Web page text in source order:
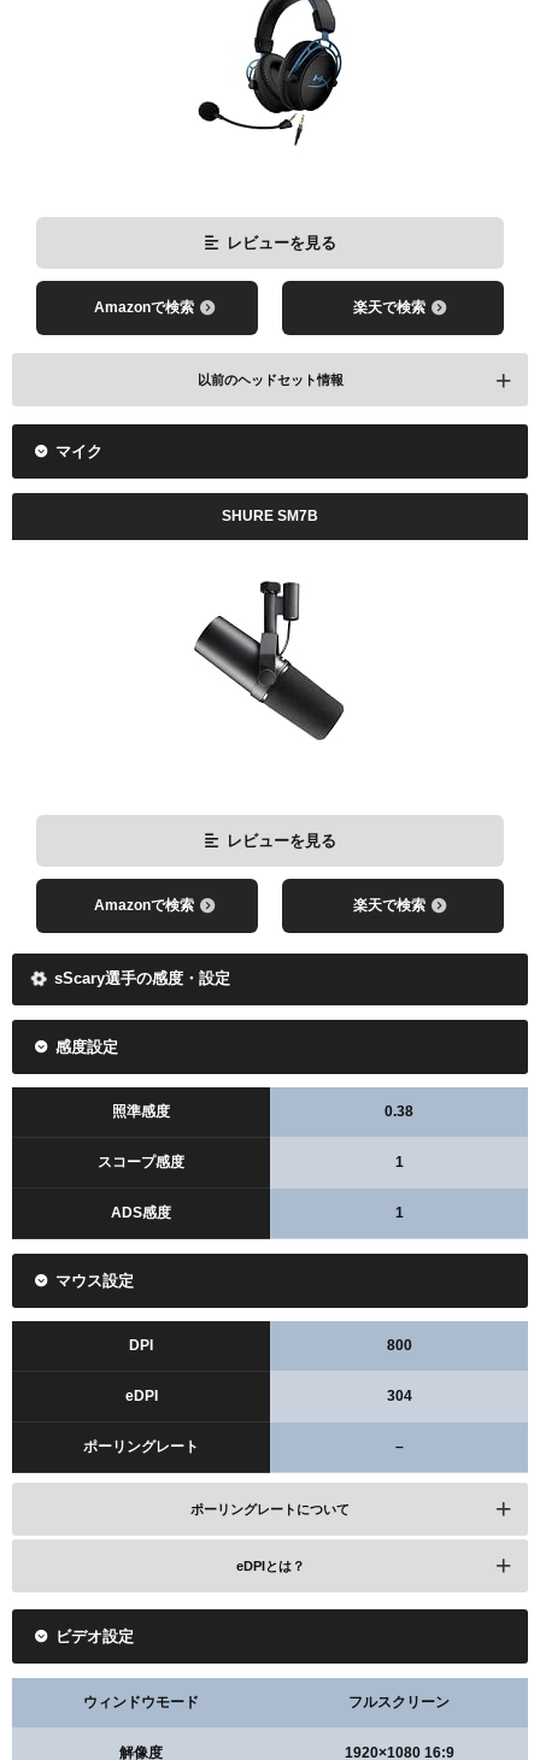
レビューを見る
Amazonで検索 楽天で検索
以前のヘッドセット情報
レビューを見る
Amazonで検索
マイク
SHURE SM7B
レビューを見る
Amazonで検索 楽天で検索
sScary選手の感度・設定
感度設定
照準感度 0.38
スコープ感度 1
ADS感度 1
マウス設定
DPI 800
eDPI 304
ポーリングレート –
ポーリングレートについて
eDPIとは？
ビデオ設定
ウィンドウモード フルスクリーン
解像度 1920×1080 16:9